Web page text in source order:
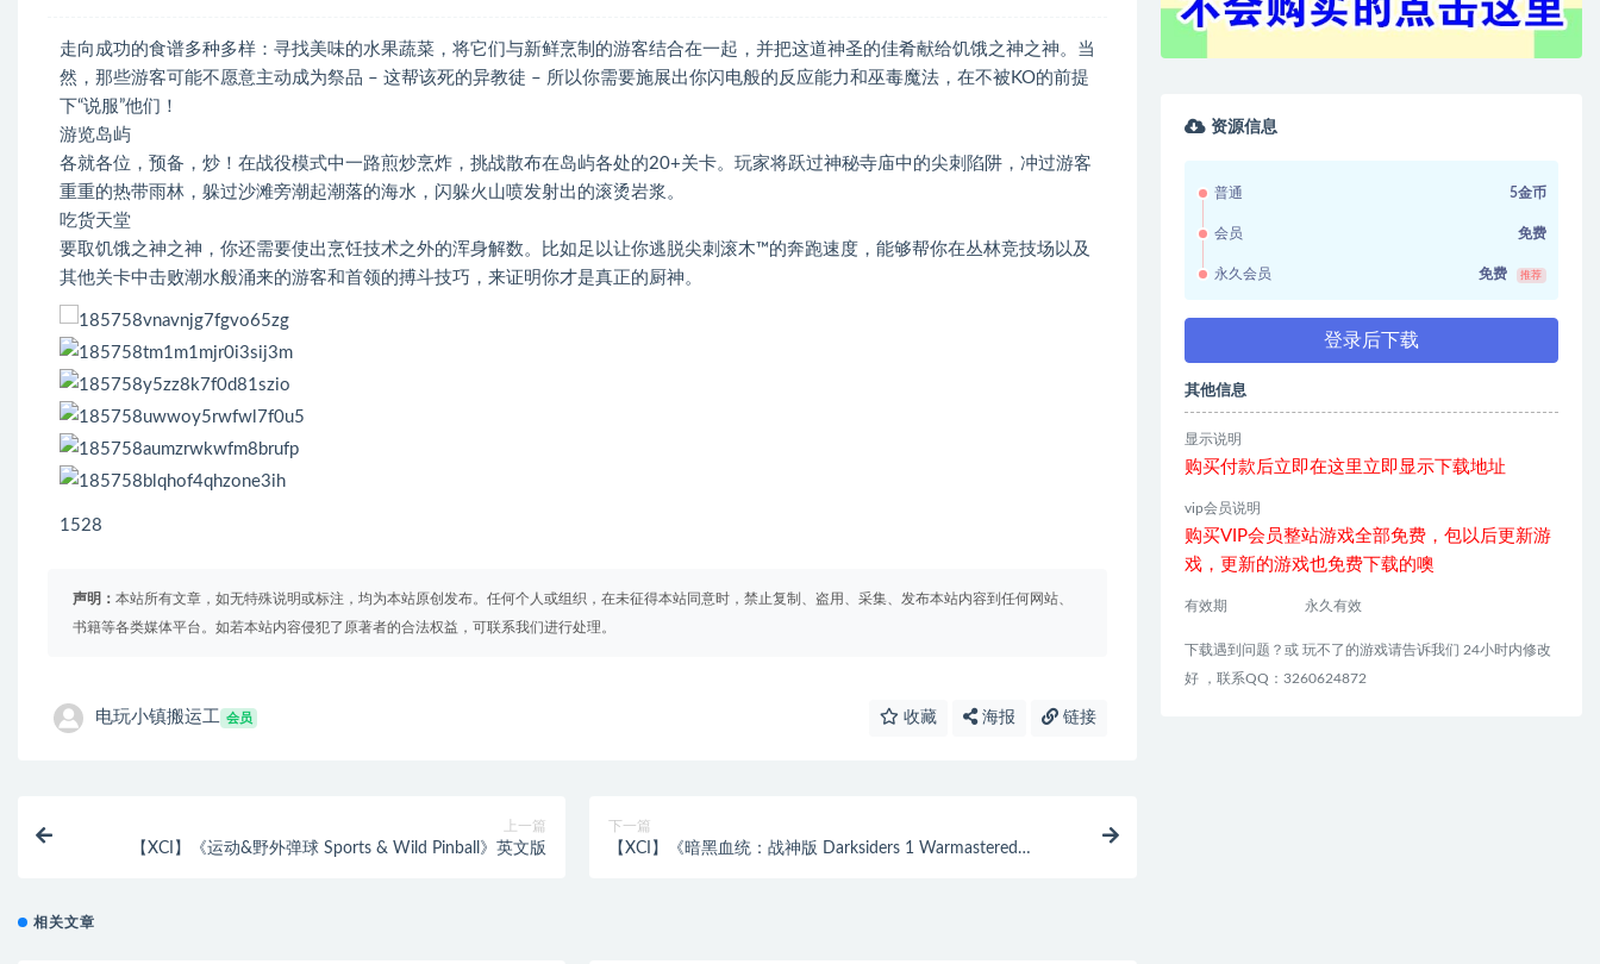
走向成功的食谱多种多样：寻找美味的水果蔬菜，将它们与新鲜烹制的游客结合在一起，并把这道神圣的佳肴献给饥饿之神之神。当
然，那些游客可能不愿意主动成为祭品 – 这帮该死的异教徒 – 所以你需要施展出你闪电般的反应能力和巫毒魔法，在不被KO的前提
下“说服”他们！
游览岛屿
各就各位，预备，炒！在战役模式中一路煎炒烹炸，挑战散布在岛屿各处的20+关卡。玩家将跃过神秘寺庙中的尖刺陷阱，冲过游客
重重的热带雨林，躲过沙滩旁潮起潮落的海水，闪躲火山喷发射出的滚烫岩浆。
吃货天堂
要取饥饿之神之神，你还需要使出烹饪技术之外的浑身解数。比如足以让你逃脱尖刺滚木™的奔跑速度，能够帮你在丛林竞技场以及
其他关卡中击败潮水般涌来的游客和首领的搏斗技巧，来证明你才是真正的厨神。
1528
声明： 本站所有文章，如无特殊说明或标注，均为本站原创发布。任何个人或组织，在未征得本站同意时，禁止复制、盗用、采集、发布本站内容到任何网站、
书籍等各类媒体平台。如若本站内容侵犯了原著者的合法权益，可联系我们进行处理。
电玩小镇搬运工 会员 收藏 海报 链接
上一篇
【XCI】《运动&野外弹球 Sports & Wild Pinball》英文版
下一篇
【XCI】《暗黑血统：战神版 Darksiders 1 Warmastered
相关文章
资源信息
普通 5金币
会员 免费
永久会员 免费 推荐
登录后下载
其他信息
显示说明
购买付款后立即在这里立即显示下载地址
vip会员说明
购买VIP会员整站游戏全部免费，包以后更新游
戏，更新的游戏也免费下载的噢
有效期 永久有效
下载遇到问题？或 玩不了的游戏请告诉我们 24小时内修改
好 ，联系QQ：3260624872